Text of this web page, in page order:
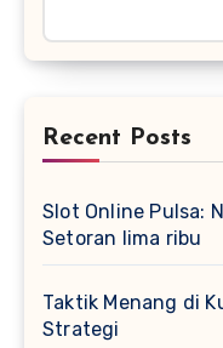
Recent Posts
Slot Online Pulsa:
Setoran lima ribu
Taktik Menang di
Strategi